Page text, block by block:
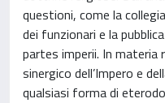
questioni, come la
dei funzionari e la
partes imperii. In
sinergico dell’Impero e
qualsiasi forma di